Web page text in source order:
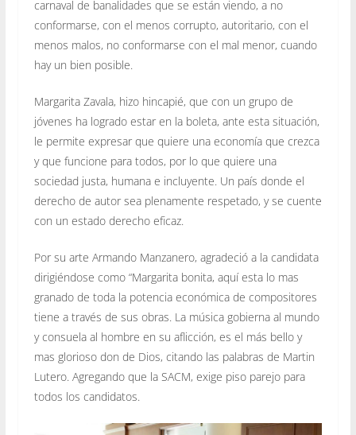
carnaval de banalidades que se están viendo, a no
conformarse, con el menos corrupto, autoritario, con el
menos malos, no conformarse con el mal menor, cuando
hay un bien posible.
Margarita Zavala, hizo hincapié, que con un grupo de
jóvenes ha logrado estar en la boleta, ante esta situación,
le permite expresar que quiere una economía que crezca
y que funcione para todos, por lo que quiere una
sociedad justa, humana e incluyente. Un país donde el
derecho de autor sea plenamente respetado, y se cuente
con un estado derecho eficaz.
Por su arte Armando Manzanero, agradeció a la candidata
dirigiéndose como “Margarita bonita, aquí esta lo mas
granado de toda la potencia económica de compositores
tiene a través de sus obras. La música gobierna al mundo
y consuela al hombre en su aflicción, es el más bello y
mas glorioso don de Dios, citando las palabras de Martin
Lutero. Agregando que la SACM, exige piso parejo para
todos los candidatos.